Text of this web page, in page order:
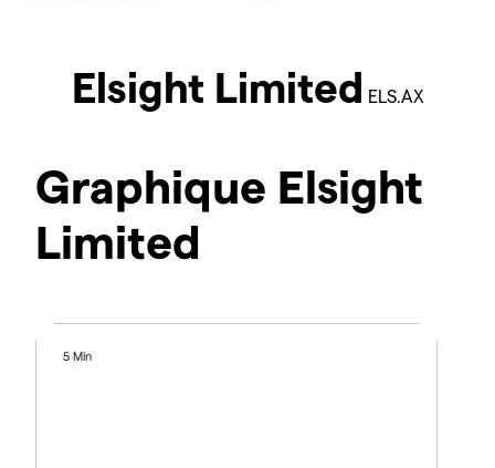
Elsight Limited ELS.AX
Graphique Elsight
Limited
5 Min